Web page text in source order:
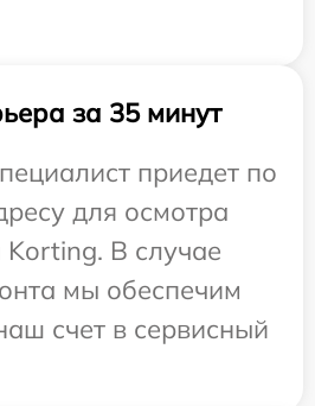
за 35 минут
приедет по
для осмотра
В случае
мы обеспечим
счет в сервисный